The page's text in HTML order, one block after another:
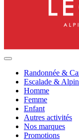
Randonnée &
Escalade &
Homme
Femme
Enfant
Autres activités
Nos marques
Promotions